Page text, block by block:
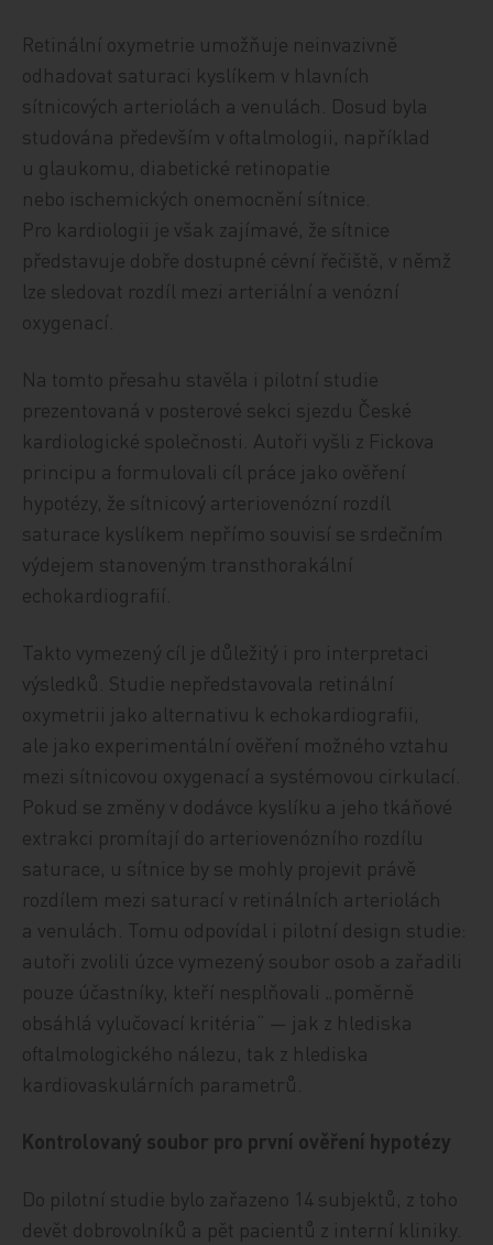
Retinální oxymetrie umožňuje neinvazivně
odhadovat saturaci kyslíkem v hlavních
sítnicových arteriolách a venulách. Dosud byla
studována především v oftalmologii, například
u glaukomu, diabetické retinopatie
nebo ischemických onemocnění sítnice.
Pro kardiologii je však zajímavé, že sítnice
představuje dobře dostupné cévní řečiště, v němž
lze sledovat rozdíl mezi arteriální a venózní
oxygenací.
Na tomto přesahu stavěla i pilotní studie
prezentovaná v posterové sekci sjezdu České
kardiologické společnosti. Autoři vyšli z Fickova
principu a formulovali cíl práce jako ověření
hypotézy, že sítnicový arteriovenózní rozdíl
saturace kyslíkem nepřímo souvisí se srdečním
výdejem stanoveným transthorakální
echokardiografií.
Takto vymezený cíl je důležitý i pro interpretaci
výsledků. Studie nepředstavovala retinální
oxymetrii jako alternativu k echokardiografii,
ale jako experimentální ověření možného vztahu
mezi sítnicovou oxygenací a systémovou cirkulací.
Pokud se změny v dodávce kyslíku a jeho tkáňové
extrakci promítají do arteriovenózního rozdílu
saturace, u sítnice by se mohly projevit právě
rozdílem mezi saturací v retinálních arteriolách
a venulách. Tomu odpovídal i pilotní design studie:
autoři zvolili úzce vymezený soubor osob a zařadili
pouze účastníky, kteří nesplňovali „poměrně
obsáhlá vylučovací kritéria“ — jak z hlediska
oftalmologického nálezu, tak z hlediska
kardiovaskulárních parametrů.
Kontrolovaný soubor pro první ověření hypotézy
Do pilotní studie bylo zařazeno 14 subjektů, z toho
devět dobrovolníků a pět pacientů z interní kliniky.